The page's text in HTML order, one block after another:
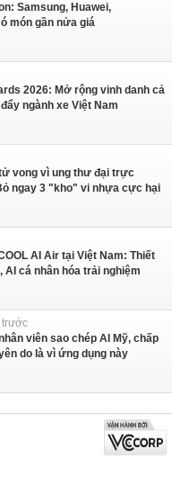
Samsung, Huawei,
món gần nửa giá
2026: Mở rộng vinh danh cả
ngành xe Việt Nam
vong vì ung thư đại trực
ngay 3 "kho" vi nhựa cực hại
AI Air tại Việt Nam: Thiết
AI cá nhân hóa trải nghiệm
trước
viên sao chép AI Mỹ, chấp
do là vì ứng dụng này